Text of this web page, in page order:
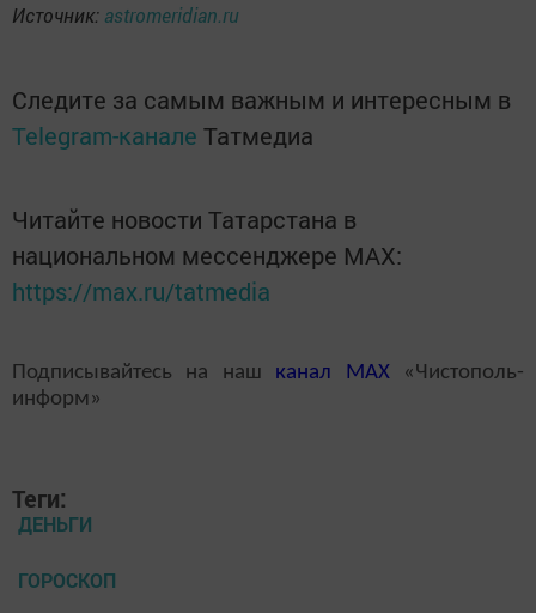
Источник: astromeridian.ru
Следите за самым важным и интересным в
Telegram-канале Татмедиа
Читайте новости Татарстана в
национальном мессенджере MАХ:
https://max.ru/tatmedia
Подписывайтесь на наш канал MAX«Чистополь-
информ»
Теги:
ДЕНЬГИ
ГОРОСКОП